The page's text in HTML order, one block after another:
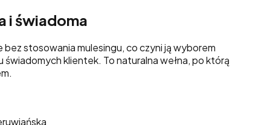
i świadoma
stosowania mulesingu, co czyni ją wyborem
świadomych klientek. To naturalna wełna, po którą